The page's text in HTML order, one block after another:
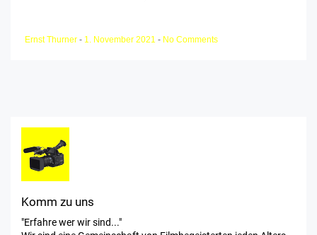
Ernst Thurner - 1. November 2021 - No Comments
Komm zu uns
"Erfahre wer wir sind..."